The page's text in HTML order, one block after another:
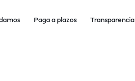
Paga a plazos Transparencia